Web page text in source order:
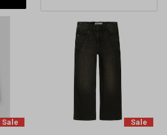
Sale
Sale